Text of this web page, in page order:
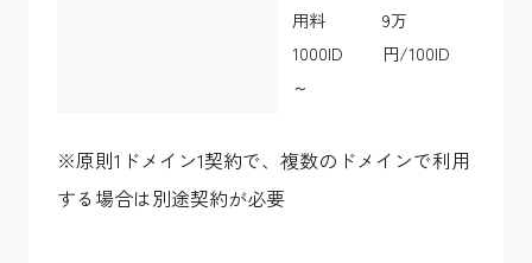
用料
1000ID
～
9万
円/100ID
※原則1ドメイン1契約で、複数のドメインで利用
する場合は別途契約が必要